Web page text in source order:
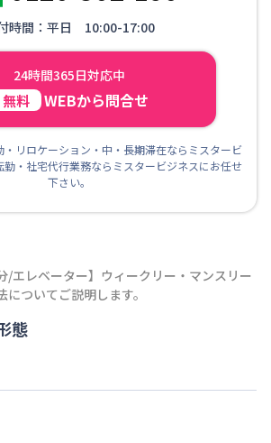
時間：平日 10:00-17:00
24時間365日対応中
無料 WEBから問合せ
・リロケーション・中・長期滞在ならミスタービ
・社宅代行業務ならミスタービジネスにお任せ
下さい。
/エレベーター】ウィークリー・マンスリー
についてご説明します。
態